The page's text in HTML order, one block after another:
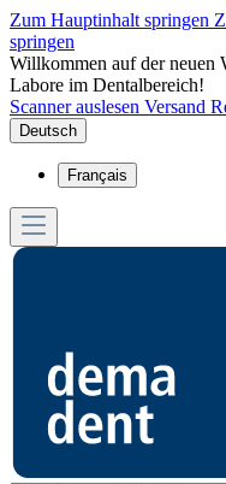
Zum Hauptinhalt springen
springen
Willkommen auf der neuen
Labore im Dentalbereich!
Scanner auslesen Versand
Deutsch
Français